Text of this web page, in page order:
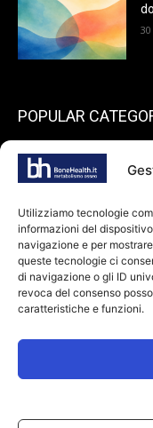
Utilizziamo tecnologie
informazioni del
navigazione e per
queste tecnologie ci
di navigazione o gli ID
revoca del consenso
caratteristiche e funzioni.
POPULAR
endocrinologia
Spazio pazienti
reumatologia
ortopedia
odontoiatria
Farmaci
dietologia
oncologia